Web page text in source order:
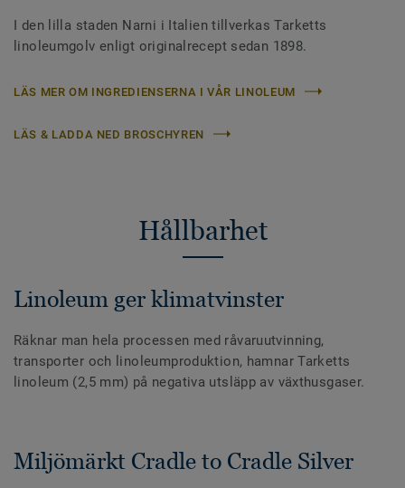
I den lilla staden Narni i Italien tillverkas Tarketts
linoleumgolv enligt originalrecept sedan 1898.
LÄS MER OM INGREDIENSERNA I VÅR LINOLEUM
LÄS & LADDA NED BROSCHYREN
Hållbarhet
Linoleum ger klimatvinster
Räknar man hela processen med råvaruutvinning,
transporter och linoleumproduktion, hamnar Tarketts
linoleum (2,5 mm) på negativa utsläpp av växthusgaser.
Miljömärkt Cradle to Cradle Silver